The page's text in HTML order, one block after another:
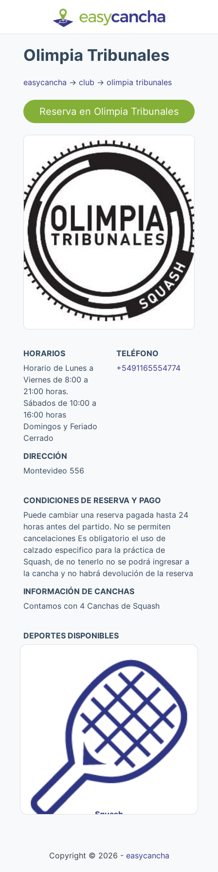
Olimpia Tribunales
easycancha → club → olimpia tribunales
Reserva en Olimpia Tribunales
HORARIOS
Horario de Lunes a
Viernes de 8:00 a
21:00 horas.
Sábados de 10:00 a
16:00 horas
Domingos y Feriado
Cerrado
TELÉFONO
+5491165554774
DIRECCIÓN
Montevideo 556
CONDICIONES DE RESERVA Y PAGO
Puede cambiar una reserva pagada hasta 24
horas antes del partido. No se permiten
cancelaciones Es obligatorio el uso de
calzado especifico para la práctica de
Squash, de no tenerlo no se podrá ingresar a
la cancha y no habrá devolución de la reserva
INFORMACIÓN DE CANCHAS
Contamos con 4 Canchas de Squash
DEPORTES DISPONIBLES
Squash
Copyright © 2026 - easycancha